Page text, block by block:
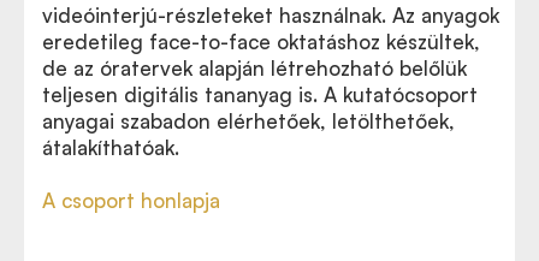
videóinterjú-részleteket használnak. Az anyagok
eredetileg face-to-face oktatáshoz készültek,
de az óratervek alapján létrehozható belőlük
teljesen digitális tananyag is. A kutatócsoport
anyagai szabadon elérhetőek, letölthetőek,
átalakíthatóak.
A csoport honlapja